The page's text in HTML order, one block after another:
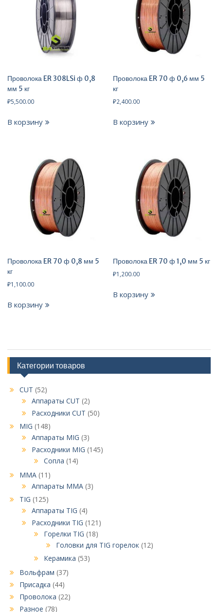
Проволока ER 308LSi ф 0,8
мм 5 кг
₽5,500.00
В корзину
Проволока ER 70 ф 0,6 мм 5
кг
₽2,400.00
В корзину
Проволока ER 70 ф 0,8 мм 5
кг
₽1,100.00
В корзину
Проволока ER 70 ф 1,0 мм 5 кг
₽1,200.00
В корзину
Категории товаров
CUT (52)
Аппараты CUT (2)
Расходники CUT (50)
MIG (148)
Аппараты MIG (3)
Расходники MIG (145)
Сопла (14)
MMA (11)
Аппараты MMA (3)
TIG (125)
Аппараты TIG (4)
Расходники TIG (121)
Горелки TIG (18)
Головки для TIG горелок (12)
Керамика (53)
Вольфрам (37)
Присадка (44)
Проволока (22)
Разное (78)